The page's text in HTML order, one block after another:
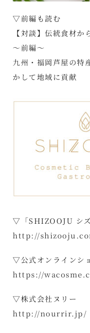
▽前編も読む
【対談】伝統食材
～前編～
九州・福岡芦屋の特
かして地域に貢献
▽「SHIZOOJU シズ
http://
▽公式オンラインシ
https://
▽株式会社ヌリー
http://nourrir.jp/